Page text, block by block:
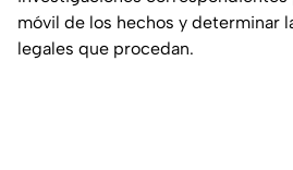
móvil de los hechos y determinar
legales que procedan.